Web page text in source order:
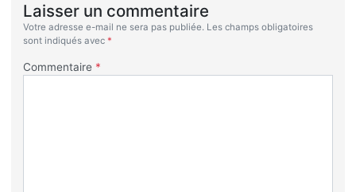
Laisser un commentaire
Votre adresse e-mail ne sera pas publiée. Les champs obligatoires
sont indiqués avec *
Commentaire *